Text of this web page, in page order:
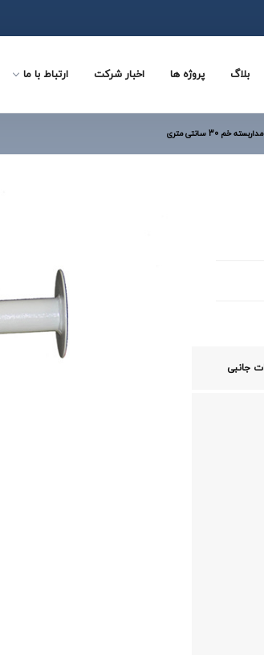
بلاگ پروژه ها اخبار شرکت ارتباط با ما
30 سانتی متری
جانبی